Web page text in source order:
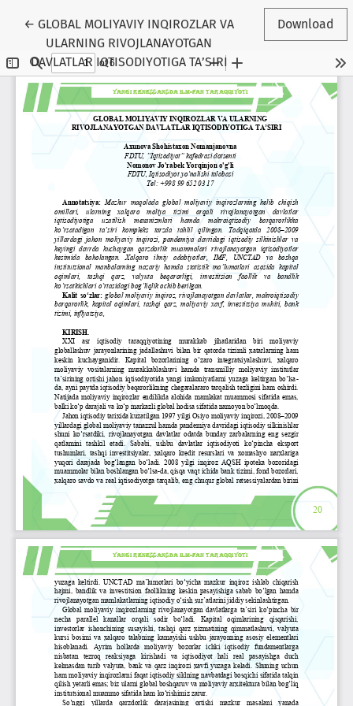
← Return to Article Details
GLOBAL MOLIYAVIY INQIROZLAR VA
ULARNING RIVOJLANAYOTGAN
DAVLATLAR IQTISODIYOTIGA TA’SIRI
Download